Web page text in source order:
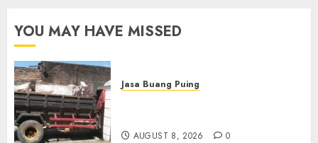
YOU MAY HAVE MISSED
Jasa Buang Puing
AUGUST 8, 2026 0